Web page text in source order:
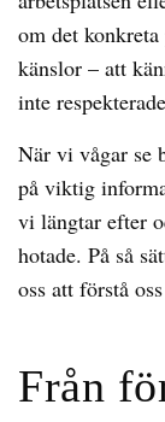
om det
känslor – att
inte
När vi vågar se
på viktig
vi längtar efter
hotade. På så
oss att förstå
Från